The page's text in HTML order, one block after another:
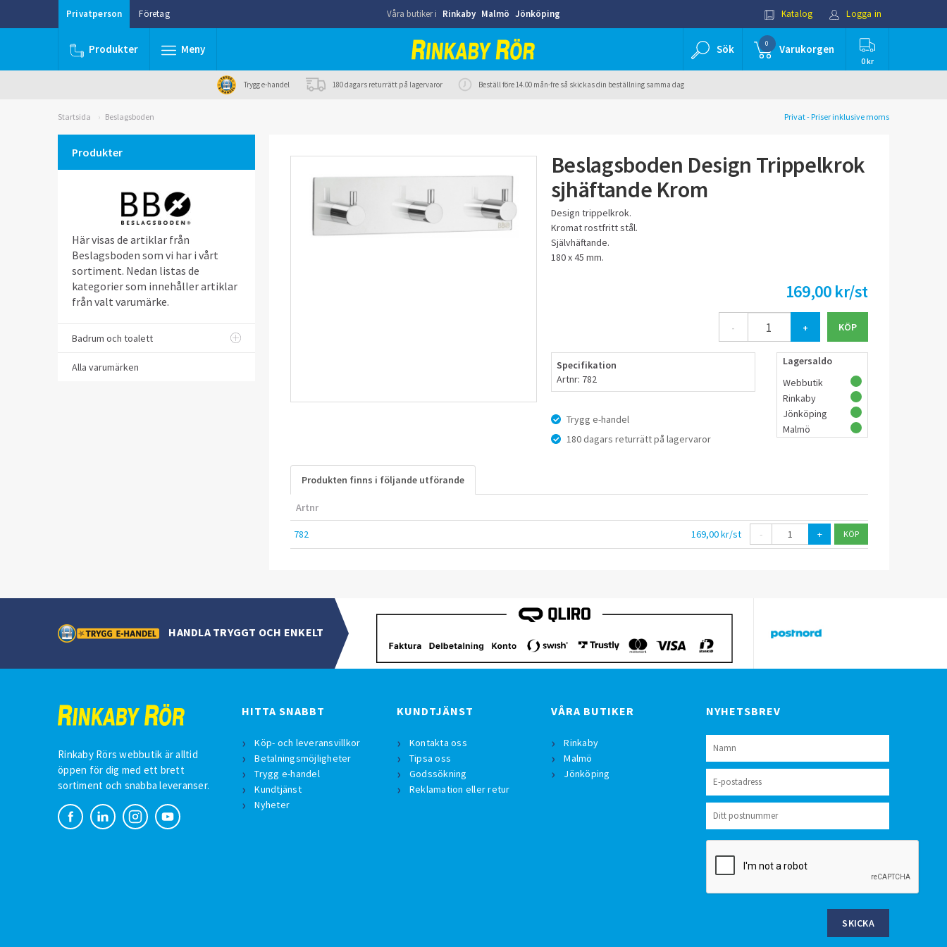
Privatperson Företag Våra butiker i Rinkaby Malmö Jönköping Katalog Logga in
Produkter Meny Sök 0 Varukorgen
0 kr
Trygg e-handel 180 dagars returrätt på lagervaror Beställ före 14.00 mån-fre så skickas din beställning samma dag
Startsida Beslagsboden Privat - Priser inklusive moms
Produkter
Här visas de artiklar från
Beslagsboden som vi har i vårt
sortiment. Nedan listas de
kategorier som innehåller artiklar
från valt varumärke.
Badrum och toalett
Alla varumärken
Beslagsboden Design Trippelkrok
sjhäftande Krom
Design trippelkrok.
Kromat rostfritt stål.
Självhäftande.
180 x 45 mm.
169,00 kr/st
- +
Specifikation
Artnr: 782
Trygg e-handel
180 dagars returrätt på lagervaror
Lagersaldo
Webbutik
Rinkaby
Jönköping
Malmö
Produkten finns i följande utförande
Artnr
782 169,00 kr/st - +
HANDLA TRYGGT OCH ENKELT
Rinkaby Rörs webbutik är alltid
öppen för dig med ett brett
sortiment och snabba leveranser.
HITTA SNABBT
Köp- och leveransvillkor
Betalningsmöjligheter
Trygg e-handel
Kundtjänst
Nyheter
KUNDTJÄNST
Kontakta oss
Tipsa oss
Godssökning
Reklamation eller retur
VÅRA BUTIKER
Rinkaby
Malmö
Jönköping
NYHETSBREV
SKICKA